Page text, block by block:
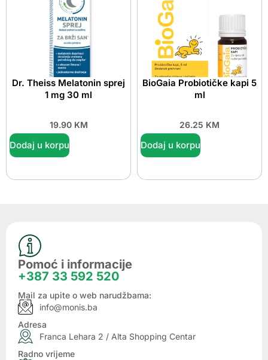
Dr. Theiss Melatonin sprej
1 mg 30 ml
19.90 KM
Dodaj u korpu
BioGaia Probiotičke kapi 5
ml
26.25 KM
Dodaj u korpu
Pomoć i informacije
+387 33 592 520
Mail za upite o web narudžbama:
info@monis.ba
Adresa
Franca Lehara 2 / Alta Shopping Centar
Radno vrijeme